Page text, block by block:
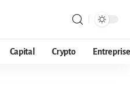
Capital Crypto Entreprise